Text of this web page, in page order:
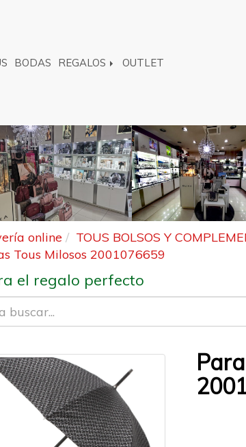
BODAS REGALOS OUTLET
online TOUS BOLSOS Y
Tous Milosos 2001076659
el regalo perfecto